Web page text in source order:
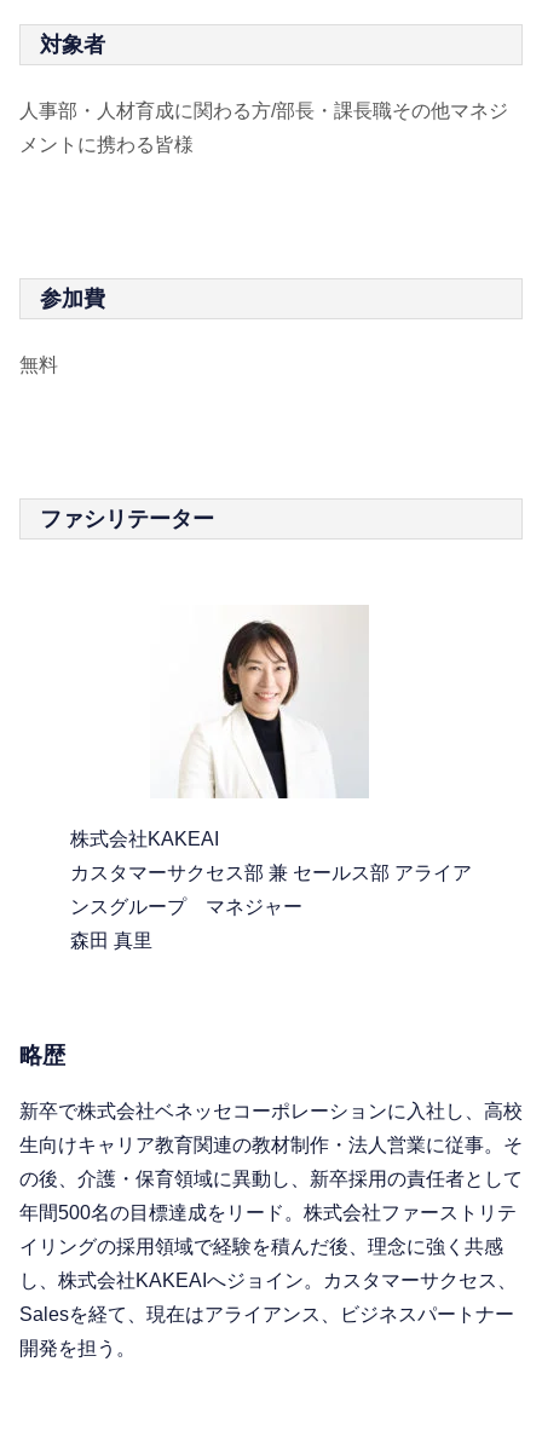
対象者
人事部・人材育成に関わる方/部長・課長職その他マネジ
メントに携わる皆様
参加費
無料
ファシリテーター
株式会社KAKEAI
カスタマーサクセス部 兼 セールス部 アライア
ンスグループ マネジャー
森田 真里
略歴
新卒で株式会社ベネッセコーポレーションに入社し、高校
生向けキャリア教育関連の教材制作・法人営業に従事。そ
の後、介護・保育領域に異動し、新卒採用の責任者として
年間500名の目標達成をリード。株式会社ファーストリテ
イリングの採用領域で経験を積んだ後、理念に強く共感
し、株式会社KAKEAIへジョイン。カスタマーサクセス、
Salesを経て、現在はアライアンス、ビジネスパートナー
開発を担う。